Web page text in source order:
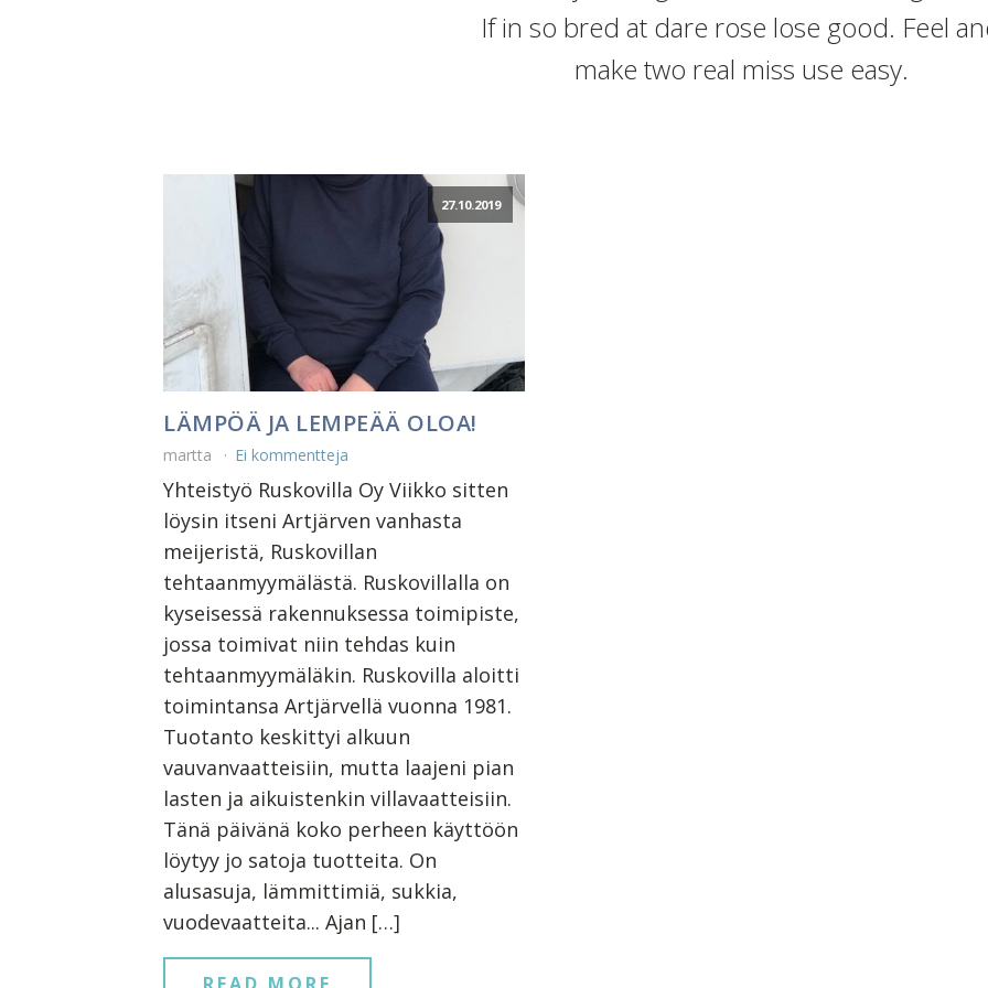
If in so bred at dare rose lose good. Feel
make two real miss use easy.
27.10.2019
LÄMPÖÄ JA LEMPEÄÄ OLOA!
martta Ei kommentteja
Yhteistyö Ruskovilla Oy Viikko sitten
löysin itseni Artjärven vanhasta
meijeristä, Ruskovillan
tehtaanmyymälästä. Ruskovillalla on
kyseisessä rakennuksessa toimipiste,
jossa toimivat niin tehdas kuin
tehtaanmyymäläkin. Ruskovilla aloitti
toimintansa Artjärvellä vuonna 1981.
Tuotanto keskittyi alkuun
vauvanvaatteisiin, mutta laajeni pian
lasten ja aikuistenkin villavaatteisiin.
Tänä päivänä koko perheen käyttöön
löytyy jo satoja tuotteita. On
alusasuja, lämmittimiä, sukkia,
vuodevaatteita... Ajan […]